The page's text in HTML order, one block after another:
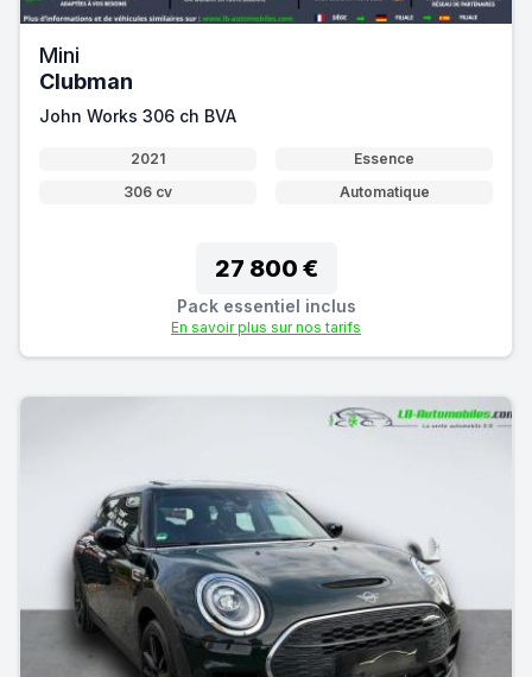
Mini
Clubman
John Works 306 ch BVA
2021
Essence
306 cv
Automatique
27 800 €
Pack essentiel inclus
En savoir plus sur nos tarifs